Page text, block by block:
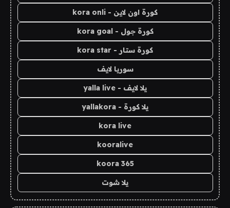
كورة اون لاين - kora onli
كورة جول - kora goal
كورة ستار - kora star
سوريا لايف
يلا لايف - yalla live
يلا كورة - yallakora
kora live
kooralive
koora 365
يلا شوت